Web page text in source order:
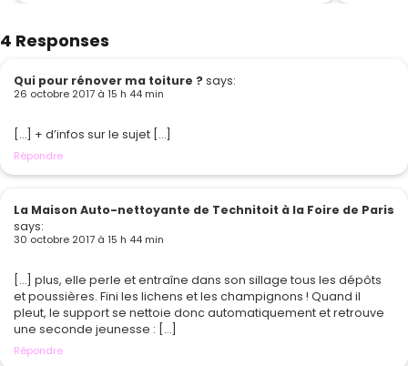
4 Responses
Qui pour rénover ma toiture ?says:
26 octobre 2017 à 15 h 44 min
[…] + d’infos sur le sujet […]
Répondre
La Maison Auto-nettoyante de Technitoit à la Foire de Paris
says:
30 octobre 2017 à 15 h 44 min
[…] plus, elle perle et entraîne dans son sillage tous les dépôts
et poussières. Fini les lichens et les champignons ! Quand il
pleut, le support se nettoie donc automatiquement et retrouve
une seconde jeunesse : […]
Répondre